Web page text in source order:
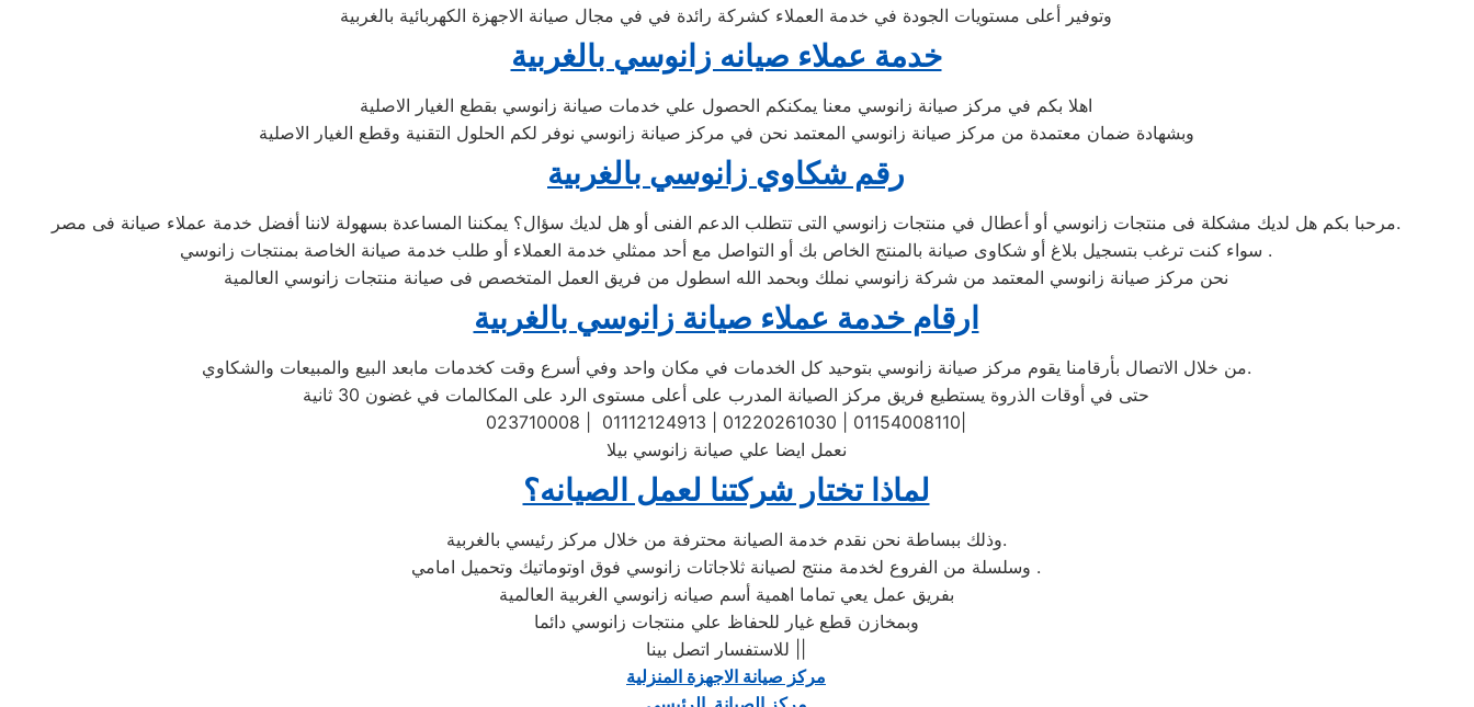
وتوفير أعلى مستويات الجودة في خدمة العملاء كشركة رائدة في في مجال صيانة الاجهزة الكهربائية بالغربية
خدمة عملاء صيانه زانوسي بالغربية
اهلا بكم في مركز صيانة زانوسي معنا يمكنكم الحصول علي خدمات صيانة زانوسي بقطع الغيار الاصلية
وبشهادة ضمان معتمدة من مركز صيانة زانوسي المعتمد نحن في مركز صيانة زانوسي نوفر لكم الحلول التقنية وقطع الغيار الاصلية
رقم شكاوي زانوسي بالغربية
مرحبا بكم هل لديك مشكلة فى منتجات زانوسي أو أعطال في منتجات زانوسي التى تتطلب الدعم الفنى أو هل لديك سؤال؟ يمكننا المساعدة بسهولة لاننا أفضل خدمة عملاء صيانة فى مصر.
سواء كنت ترغب بتسجيل بلاغ أو شكاوى صيانة بالمنتج الخاص بك أو التواصل مع أحد ممثلي خدمة العملاء أو طلب خدمة صيانة الخاصة بمنتجات زانوسي .
نحن مركز صيانة زانوسي المعتمد من شركة زانوسي نملك وبحمد الله اسطول من فريق العمل المتخصص فى صيانة منتجات زانوسي العالمية
ارقام خدمة عملاء صيانة زانوسي بالغربية
من خلال الاتصال بأرقامنا يقوم مركز صيانة زانوسي بتوحيد كل الخدمات في مكان واحد وفي أسرع وقت كخدمات مابعد البيع والمبيعات والشكاوي.
حتى في أوقات الذروة يستطيع فريق مركز الصيانة المدرب على أعلى مستوى الرد على المكالمات في غضون 30 ثانية
023710008 | 01112124913 | 01220261030 | 01154008110|
نعمل ايضا علي صيانة زانوسي بيلا
لماذا تختار شركتنا لعمل الصيانه؟
وذلك ببساطة نحن نقدم خدمة الصيانة محترفة من خلال مركز رئيسي بالغربية.
وسلسلة من الفروع لخدمة منتج لصيانة ثلاجاتات زانوسي فوق اوتوماتيك وتحميل امامي .
بفريق عمل يعي تماما اهمية أسم صيانه زانوسي الغربية العالمية
وبمخازن قطع غيار للحفاظ علي منتجات زانوسي دائما
مركز صيانة الاجهزة المنزلية